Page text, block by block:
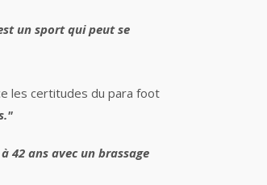
un sport qui peut se
les certitudes du para foot
42 ans avec un brassage